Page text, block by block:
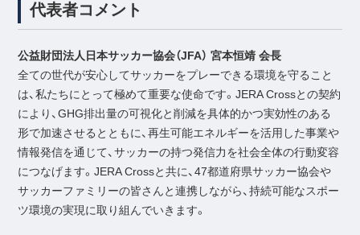
代表者コメント
公益財団法人日本サッカー協会（JFA） 宮本恒靖 会長
全ての世代が安心してサッカーをプレーできる環境を守ること
は、私たちにとって極めて重要な使命です。JERA Crossとの契約
により、GHG排出量の可視化と削減を具体的かつ実効性のある
形で加速させるとともに、再生可能エネルギーを活用した事業や
情報発信を通じて、サッカーの持つ発信力を社会全体の行動変容
につなげます。JERA Crossと共に、47都道府県サッカー協会や
サッカーファミリーの皆さんと連携しながら、持続可能なスポー
ツ環境の実現に取り組んでいきます。